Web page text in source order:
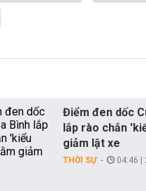
Điểm đen dốc
lắp rào chắn
giảm lật xe
THỜI SỰ 04:46 |